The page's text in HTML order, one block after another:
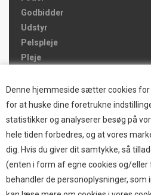
Denne hjemmeside sætter cookies
for at huske dine foretrukne
statistikker og analyserer besøg på
hele tiden forbedres, og at vores
dig. Hvis du giver dit samtykke, så
(enten i form af egne cookies og/eller
behandler de personoplysninger, som
Godbidder
Udstyr
Pelspleje
Pleje
Brands
TOP BRANDS
HOKAMIX
HVALPESTART RAIZUP
Thule hundbure
GRAU